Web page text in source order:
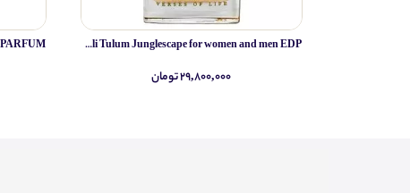
Simone Andreoli Tulum Junglescape for women and men EDP
۲۹,۸۰۰,۰۰۰ تومان